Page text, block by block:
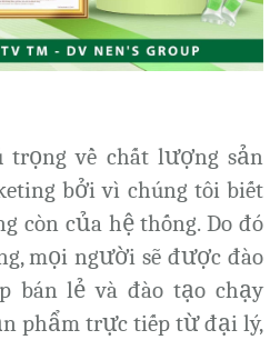
trọng về chất lượng sản
bởi vì chúng tôi biết
còn của hệ thống. Do đó
mọi người sẽ được đào
bán lẻ và đào tạo chạy
phẩm trực tiếp từ đại lý,